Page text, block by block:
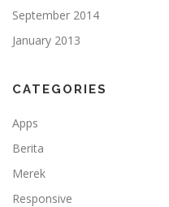
September 2014
January 2013
CATEGORIES
Apps
Berita
Merek
Responsive